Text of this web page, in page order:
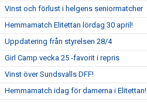
Vinst och förlust i helgens seniormatcher
Hemmamatch Elitettan lördag 30 april!
Uppdatering från styrelsen 28/4
Girl Camp vecka 25 -favorit i repris
Vinst över Sundsvalls DFF!
Hemmamatch idag för damerna i Elitettan!